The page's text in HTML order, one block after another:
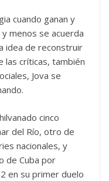
cuando ganan y
menos se acuerda
idea de reconstruir
las críticas, también
Jova se
cinco
del Río, otro de
nacionales, y
de Cuba por
en su primer duelo